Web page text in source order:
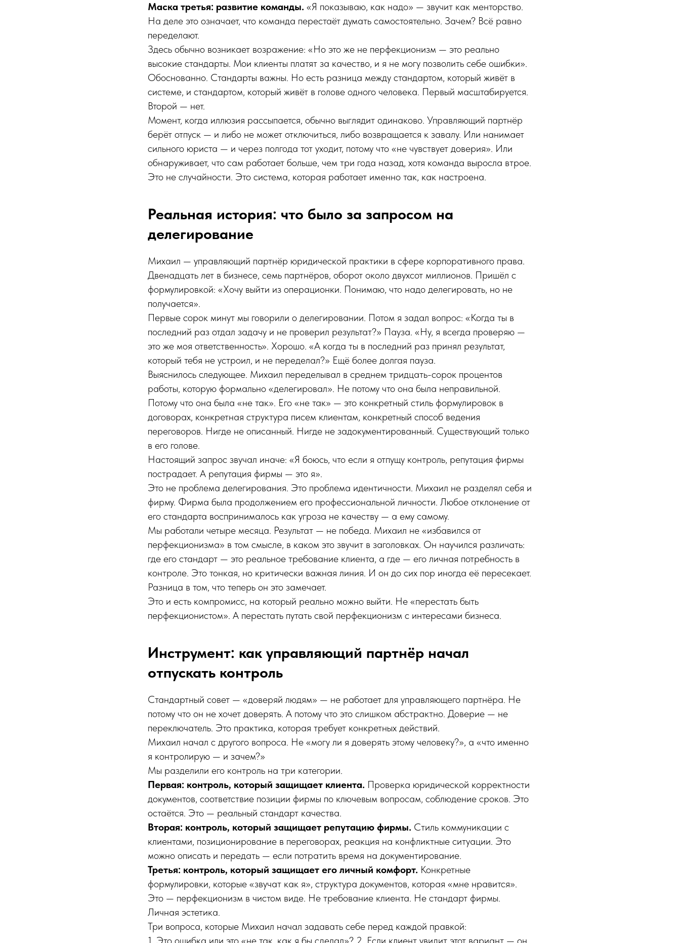
Маска третья: развитие команды. «Я показываю, как надо» — звучит как менторство.
На деле это означает, что команда перестаёт думать самостоятельно. Зачем? Всё равно
переделают.
Здесь обычно возникает возражение: «Но это же не перфекционизм — это реально
высокие стандарты. Мои клиенты платят за качество, и я не могу позволить себе ошибки».
Обоснованно. Стандарты важны. Но есть разница между стандартом, который живёт в
системе, и стандартом, который живёт в голове одного человека. Первый масштабируется.
Второй — нет.
Момент, когда иллюзия рассыпается, обычно выглядит одинаково. Управляющий партнёр
берёт отпуск — и либо не может отключиться, либо возвращается к завалу. Или нанимает
сильного юриста — и через полгода тот уходит, потому что «не чувствует доверия». Или
обнаруживает, что сам работает больше, чем три года назад, хотя команда выросла втрое.
Это не случайности. Это система, которая работает именно так, как настроена.
Реальная история: что было за запросом на
делегирование
Михаил — управляющий партнёр юридической практики в сфере корпоративного права.
Двенадцать лет в бизнесе, семь партнёров, оборот около двухсот миллионов. Пришёл с
формулировкой: «Хочу выйти из операционки. Понимаю, что надо делегировать, но не
получается».
Первые сорок минут мы говорили о делегировании. Потом я задал вопрос: «Когда ты в
последний раз отдал задачу и не проверил результат?» Пауза. «Ну, я всегда проверяю —
это же моя ответственность». Хорошо. «А когда ты в последний раз принял результат,
который тебя не устроил, и не переделал?» Ещё более долгая пауза.
Выяснилось следующее. Михаил переделывал в среднем тридцать-сорок процентов
работы, которую формально «делегировал». Не потому что она была неправильной.
Потому что она была «не так». Его «не так» — это конкретный стиль формулировок в
договорах, конкретная структура писем клиентам, конкретный способ ведения
переговоров. Нигде не описанный. Нигде не задокументированный. Существующий только
в его голове.
Настоящий запрос звучал иначе: «Я боюсь, что если я отпущу контроль, репутация фирмы
пострадает. А репутация фирмы — это я».
Это не проблема делегирования. Это проблема идентичности. Михаил не разделял себя и
фирму. Фирма была продолжением его профессиональной личности. Любое отклонение от
его стандарта воспринималось как угроза не качеству — а ему самому.
Мы работали четыре месяца. Результат — не победа. Михаил не «избавился от
перфекционизма» в том смысле, в каком это звучит в заголовках. Он научился различать:
где его стандарт — это реальное требование клиента, а где — его личная потребность в
контроле. Это тонкая, но критически важная линия. И он до сих пор иногда её пересекает.
Разница в том, что теперь он это замечает.
Это и есть компромисс, на который реально можно выйти. Не «перестать быть
перфекционистом». А перестать путать свой перфекционизм с интересами бизнеса.
Инструмент: как управляющий партнёр начал
отпускать контроль
Стандартный совет — «доверяй людям» — не работает для управляющего партнёра. Не
потому что он не хочет доверять. А потому что это слишком абстрактно. Доверие — не
переключатель. Это практика, которая требует конкретных действий.
Михаил начал с другого вопроса. Не «могу ли я доверять этому человеку?», а «что именно
я контролирую — и зачем?»
Мы разделили его контроль на три категории.
Первая: контроль, который защищает клиента. Проверка юридической корректности
документов, соответствие позиции фирмы по ключевым вопросам, соблюдение сроков. Это
остаётся. Это — реальный стандарт качества.
Вторая: контроль, который защищает репутацию фирмы. Стиль коммуникации с
клиентами, позиционирование в переговорах, реакция на конфликтные ситуации. Это
можно описать и передать — если потратить время на документирование.
Третья: контроль, который защищает его личный комфорт. Конкретные
формулировки, которые «звучат как я», структура документов, которая «мне нравится».
Это — перфекционизм в чистом виде. Не требование клиента. Не стандарт фирмы.
Личная эстетика.
Три вопроса, которые Михаил начал задавать себе перед каждой правкой:
1. Это ошибка или это «не так, как я бы сделал»? 2. Если клиент увидит этот вариант — он